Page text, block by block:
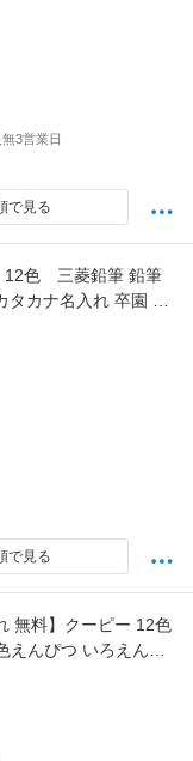
3営業日
で見る
色 三菱鉛筆 鉛筆
カナ名入れ 卒園 記
ンピツ 名前 名入り
ひらがなカタカナ
卒園 入園 入学準備
の子
で見る
無料】クーピー 12色
えんぴつ いろえんぴ
幼児 子供 入園 卒園
き SAKURA COUPY
12 colors